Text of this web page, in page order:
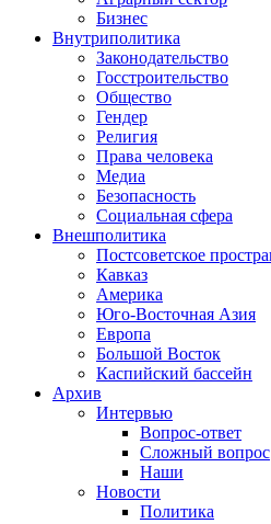
Бизнес
Внутриполитика
Законодательство
Госстроительство
Общество
Гендер
Религия
Права человека
Медиа
Безопасность
Социальная сфера
Внешполитика
Постсоветское
Кавказ
Америка
Юго-Восточная Азия
Европа
Большой Восток
Каспийский бассейн
Архив
Интервью
Вопрос-ответ
Сложный вопрос
Наши
Новости
Политика